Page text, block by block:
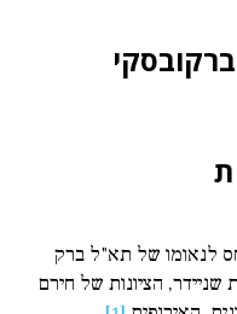
לנאומו של תא"ל ברק
שניידר, הציונות של חירם